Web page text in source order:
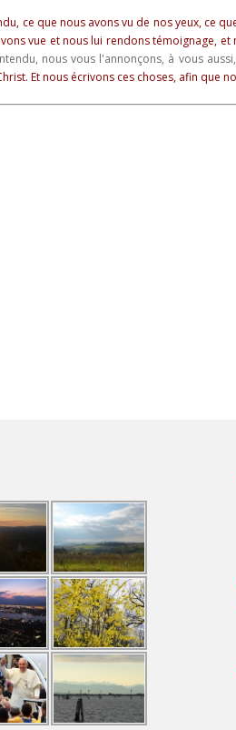
ce que nous avons vu de nos yeux, ce
vue et nous lui rendons témoignage,
nous vous l'annonçons, à vous
Et nous écrivons ces choses, afin que